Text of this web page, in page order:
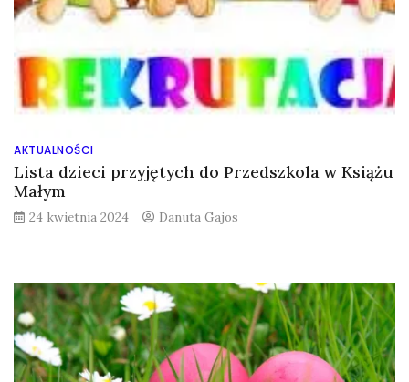
AKTUALNOŚCI
Lista dzieci przyjętych do Przedszkola w Książu
Małym
24 kwietnia 2024 Danuta Gajos